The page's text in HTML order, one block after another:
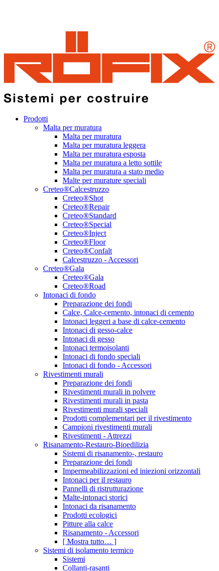
Prodotti
Malta per muratura
Malta per muratura
Malta per muratura leggera
Malta per muratura esposta
Malta per muratura a letto sottile
Malta per muratura a stato medio
Malte per murature speciali
Creteo®Calcestruzzo
Creteo®Shot
Creteo®Repair
Creteo®Standard
Creteo®Special
Creteo®Inject
Creteo®Floor
Creteo®Confalt
Calcestruzzo - Accessori
Creteo®Gala
Creteo®Gala
Creteo®Road
Intonaci di fondo
Preparazione dei fondi
Calce, Calce-cemento, intonaci di cemento
Intonaci leggeri a base di calce-cemento
Intonaci di gesso-calce
Intonaci di gesso
Intonaci termoisolanti
Intonaci di fondo speciali
Intonaci di fondo - Accessori
Rivestimenti murali
Preparazione dei fondi
Rivestimenti murali in polvere
Rivestimenti murali in pasta
Rivestimenti murali speciali
Prodotti complementari per il rivestimento
Campioni rivestimenti murali
Rivestimenti - Attrezzi
Risanamento-Restauro-Bioedilizia
Sistemi di risanamento-, restauro
Preparazione dei fondi
Impermeabilizzazioni ed iniezioni orizzontali
Intonaci per il restauro
Pannelli di ristrutturazione
Malte-intonaci storici
Intonaci da risanamento
Prodotti ecologici
Pitture alla calce
Risanamento - Accessori
[ Mostra tutto… ]
Sistemi di isolamento termico
Sistemi
Collanti-rasanti